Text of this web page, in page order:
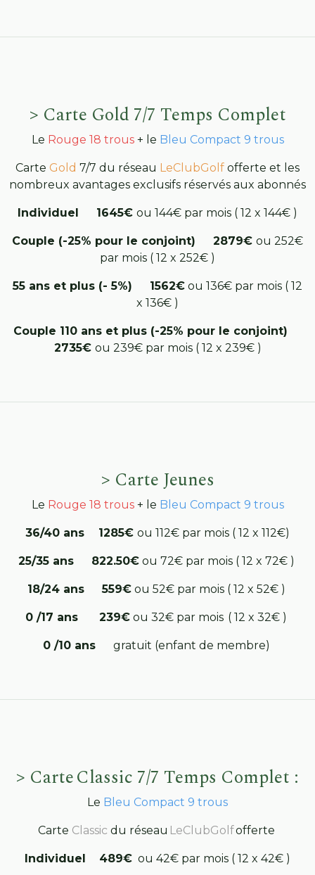
> Carte Gold 7/7 Temps Complet
Le Rouge 18 trous+ le Bleu Compact 9 trous
Carte Gold 7/7 du réseau LeClubGolf offerte et les
nombreux avantages exclusifs réservés aux abonnés
Individuel 1645€ ou 144€ par mois ( 12 x 144€ )
Couple (-25% pour le conjoint) 2879€ ou 252€
par mois ( 12 x 252€ )
55 ans et plus (- 5%) 1562€ ou 136€ par mois ( 12
x 136€ )
Couple 110 ans et plus (-25% pour le conjoint)
2735€ ou 239€ par mois ( 12 x 239€ )
> Carte Jeunes
Le Rouge 18 trous + le Bleu Compact 9 trous
36/40 ans 1285€ ou 112€ par mois ( 12 x 112€)
25/35 ans 822.50€ou 72€ par mois ( 12 x 72€ )
18/24 ans 559€ou 52€ par mois ( 12 x 52€ )
0 /17 ans 239€ ou 32€ par mois ( 12 x 32€ )
0 /10 ans gratuit (enfant de membre)
> Carte Classic 7/7 Temps Complet :
Le Bleu Compact 9 trous
Carte Classic du réseau LeClubGolfofferte
Individuel 489€ ou 42€ par mois ( 12 x 42€ )